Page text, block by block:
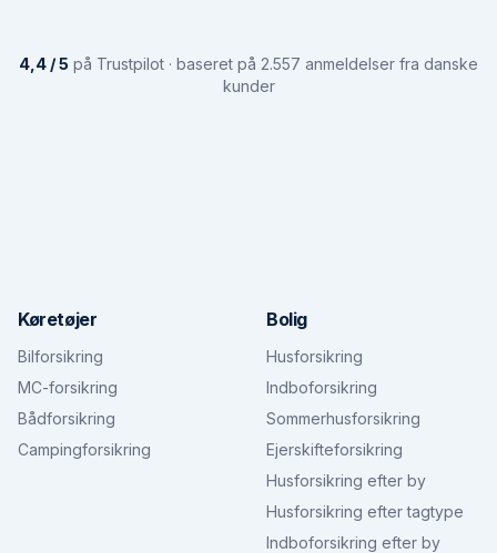
4,4 / 5 på Trustpilot · baseret på 2.557 anmeldelser fra danske
kunder
Køretøjer
Bilforsikring
MC-forsikring
Bådforsikring
Campingforsikring
Bolig
Husforsikring
Indboforsikring
Sommerhusforsikring
Ejerskifteforsikring
Husforsikring efter by
Husforsikring efter tagtype
Indboforsikring efter by